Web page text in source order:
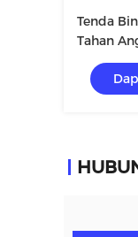
Tenda
Tahan
Atau